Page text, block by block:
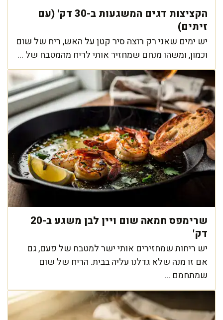
הקציצות דגים המשגעות ב-30 דק' (עם
זיתים)
יש ימים שאני רק רוצה סיר קטן על האש, ריח של שום
וכמון, ומשהו מנחם שמחזיר אותי לריח מהמטבח של ...
שרימפס חמאה שום ויין לבן משגע ב-20
דק'
יש ריחות שמחזירים אותי ישר למטבח של פעם, גם
אם זו מנה שלא גדלנו עליה בבית. הריח של שום
שמתחמם ...